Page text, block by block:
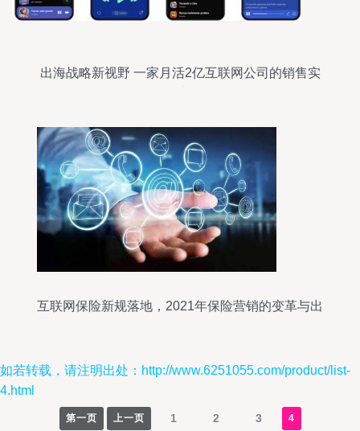
出海战略新视野 一家月活2亿互联网公司的销售实
互联网保险新规落地，2021年保险营销的变革与出
如若转载，请注明出处：http://www.6251055.com/product/list-
4.html
第一页 上一页 1 2 3 4